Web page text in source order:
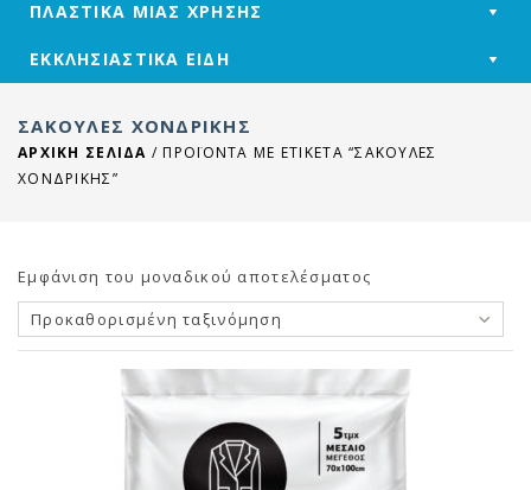
ΠΛΑΣΤΙΚΑ ΜΙΑΣ ΧΡΗΣΗΣ
ΕΚΚΛΗΣΙΑΣΤΙΚΑ ΕΙΔΗ
ΣΑΚΟΎΛΕΣ ΧΟΝΔΡΙΚΉΣ
ΑΡΧΙΚΉ ΣΕΛΊΔΑ / ΠΡΟΪΌΝΤΑ ΜΕ ΕΤΙΚΈΤΑ “ΣΑΚΟΎΛΕΣ
ΧΟΝΔΡΙΚΉΣ”
Εμφάνιση του μοναδικού αποτελέσματος
Προκαθορισμένη ταξινόμηση